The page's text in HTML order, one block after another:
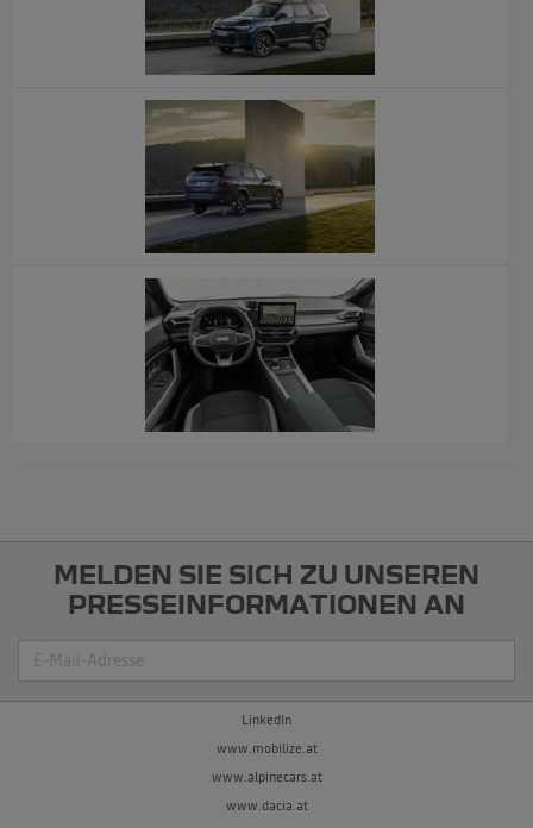
MELDEN SIE SICH ZU UNSEREN
PRESSEINFORMATIONEN AN
Suche
LinkedIn
www.mobilize.at
www.alpinecars.at
www.dacia.at